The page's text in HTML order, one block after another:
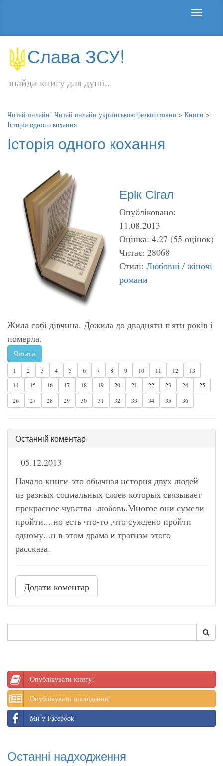
Слава ЗСУ!
знайди книгу для душі...
Читай онлайн! Читай онлайн українською безкоштовно > Книги >
Історія одного кохання
Історія одного кохання
Ерік Сігал
Опубліковано:
11.08.2013
Оцінка: 4.27 (55 оцінок)
Читає: 28068
Стилі: Любовні / жіночі
романи
Жила собі дівчина. Дожила до двадцяти п'яти років і
померла.
Читати
1 2 3 4 5 6 7 8 9 10 11 12
13
14
15 16 17 18 19 20 21 22 23 24
25
26
27 28 29 30 31 32 33 34 35 36
Останній коментар
05.12.2013
Начало книги-это обычная история двух людей
из разных социальных слоев которых связывает
прекрасное чувства -любовь.Многое они сумели
пройти....но есть что-то ,что суждено пройти
одному...и в этом драма и трагизм этого
рассказа.
Додати коментар
Опублікувати книгу!
Опублікувати оповідання!
Ми у Facebook
Останні надходження